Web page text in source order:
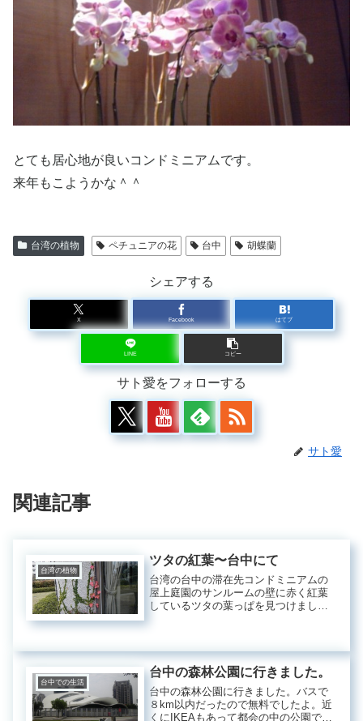
とても居心地が良いコンドミニアムです。
来年もこようかな＾＾
台湾の植物 ペチュニアの花 台中 胡蝶蘭
シェアする
X Facebook はてブ
LINE コピー
サト愛をフォローする
サト愛
関連記事
台湾の植物
ツタの紅葉〜台中にて
台湾の台中の滞在先コンドミニアムの
屋上庭園のサンルームの壁に赤く紅葉
しているツタの葉っぱを見つけまし
台中での生活
台中の森林公園に行きました。
台中の森林公園に行きました。バスで
８km以内だったので無料でしたよ。近
くにIKEAもあって都会の中の公園でし